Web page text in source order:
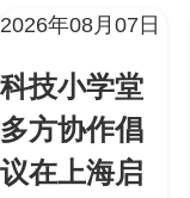
2026年08月07日
科技小学堂
多方协作倡
议在上海启